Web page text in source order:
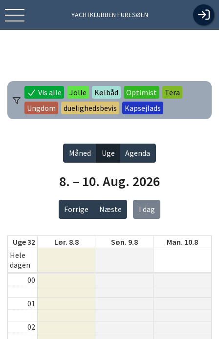
YACHTKLUBBEN FURESØEN
Vis alle Jolle Kølbåd Optimist
Tera
Ungdom
duelighedsbevis Kapsejlads
Forrige Næste I dag
8. – 10. Aug. 2026
Måned Uge Agenda
Uge 32 Lør. 8.8 Søn. 9.8
Man. 10.8
Hele
dagen
00
01
02